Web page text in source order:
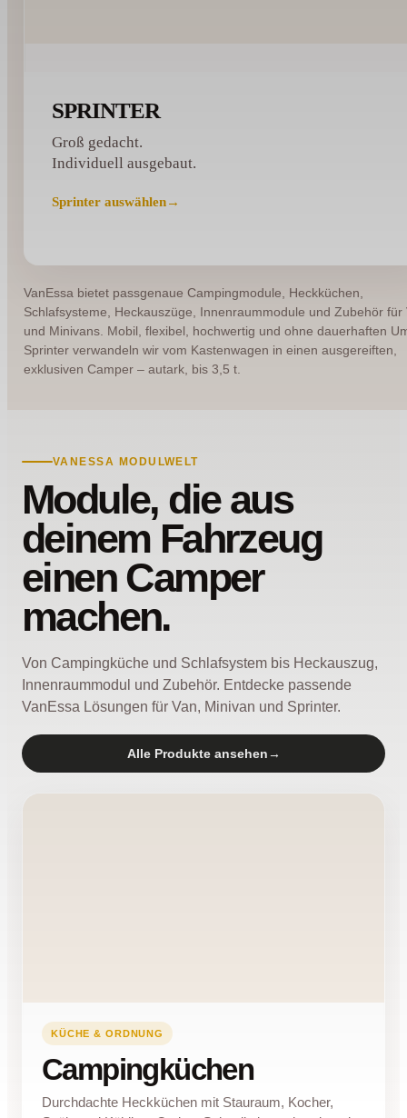
SPRINTER
Groß gedacht.
Individuell ausgebaut.
Sprinter auswählen→
VanEssa bietet passgenaue Campingmodule, Heckküchen,
Schlafsysteme, Heckauszüge, Innenraummodule und Zubehör für
und Minivans. Mobil, flexibel, hochwertig und ohne dauerhaften
Sprinter verwandeln wir vom Kastenwagen in einen ausgereiften,
exklusiven Camper – autark, bis 3,5 t.
VANESSA MODULWELT
Module, die aus
deinem Fahrzeug
einen Camper
machen.
Von Campingküche und Schlafsystem bis Heckauszug,
Innenraummodul und Zubehör. Entdecke passende
VanEssa Lösungen für Van, Minivan und Sprinter.
Alle Produkte ansehen→
KÜCHE & ORDNUNG
Campingküchen
Durchdachte Heckküchen mit Stauraum, Kocher,